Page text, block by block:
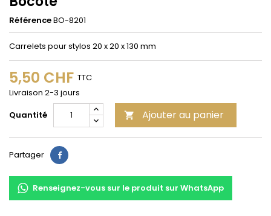
RéférenceBO-8201
Carrelets pour stylos 20 x 20 x 130 mm
5,50 CHF TTC
Livraison 2-3 jours
Quantité
 Ajouter au panier
Partager Partager
Renseignez-vous sur le produit sur WhatsApp